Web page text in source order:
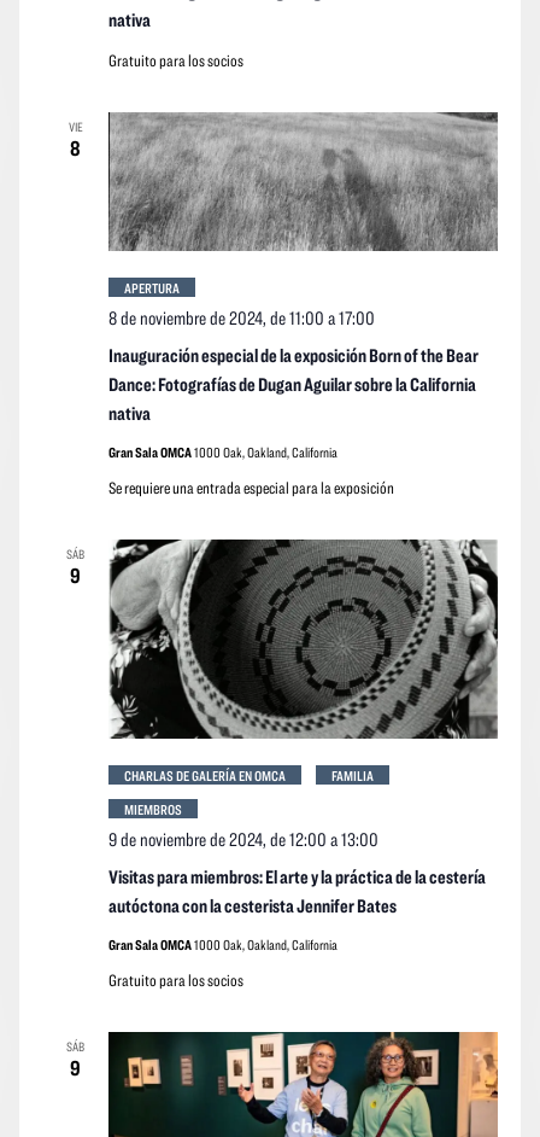
nativa
Gratuito para los socios
VIE
8
Inauguración especial de la exposición Born of the Bear
Dance: Fotografías de Dugan Aguilar sobre la California
nativa
8 de noviembre de 2024, de 11:00 a17:00
APERTURA
Gran Sala OMCA1000 Oak, Oakland, California
Se requiere una entrada especial para la exposición
SÁB
9
Visitas para miembros: El arte y la práctica de la cestería
autóctona con la cesterista Jennifer Bates
9 de noviembre de 2024, de 12:00 a13:00
CHARLAS DE GALERÍA EN OMCA
FAMILIA
MIEMBROS
Gran Sala OMCA1000 Oak, Oakland, California
Gratuito para los socios
SÁB
9